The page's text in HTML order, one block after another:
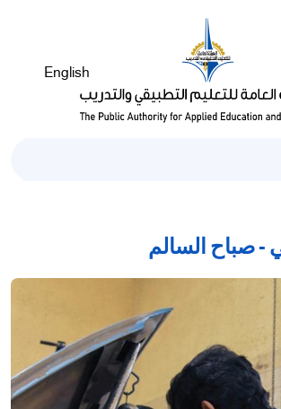
English
- صباح السالم